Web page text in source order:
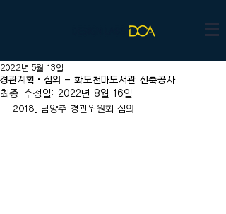
경관계획·심의 - 화도천마도서관 신축공사
2022년 5월 13일
최종 수정일: 2022년 8월 16일
2018. 남양주 경관위원회 심의